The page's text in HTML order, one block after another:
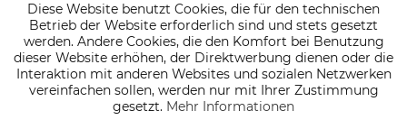
Diese Website benutzt Cookies, die für den technischen
Betrieb der Website erforderlich sind und stets gesetzt
werden. Andere Cookies, die den Komfort bei Benutzung
dieser Website erhöhen, der Direktwerbung dienen oder die
Interaktion mit anderen Websites und sozialen Netzwerken
vereinfachen sollen, werden nur mit Ihrer Zustimmung
gesetzt. Mehr Informationen